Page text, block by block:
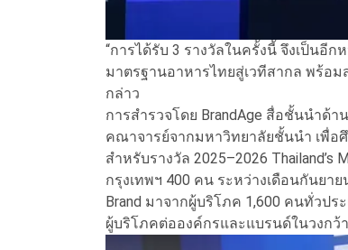
“การได้รับ 3 รางวัลในครั้งนี้ จึงเป็นอี
มาตรฐานอาหารไทยสู่เวทีสากล พร้อ
กล่าว
การสำรวจโดย BrandAge สื่อชั้นนำด้
คณาจารย์จากมหาวิทยาลัยชั้นนำ เพื่อ
สำหรับรางวัล 2025–2026
กรุงเทพฯ 400 คน ระหว่างเดือนกันยา
Brand มาจากผู้บริโภค 1,600 คนทั่ว
ผู้บริโภคต่อองค์กรและแบรนด์ในวงกว้